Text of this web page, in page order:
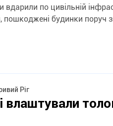
вдарили по цивільній
пошкоджені будинки поруч
Ріг
влаштували